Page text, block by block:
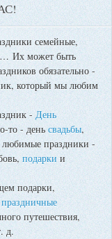
семейные,
Их может быть
обязательно -
который мы любим
- День
то - деньсвадьбы,
праздники -
подарки и
подарки,
праздничные
путешествия,
д.